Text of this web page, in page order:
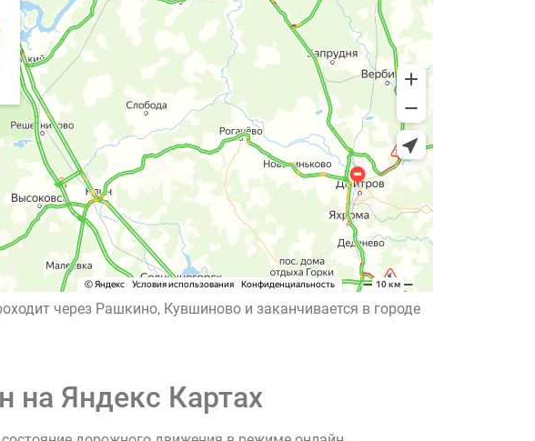
через Рашкино, Кувшиново и заканчивается в городе
на Яндекс Картах